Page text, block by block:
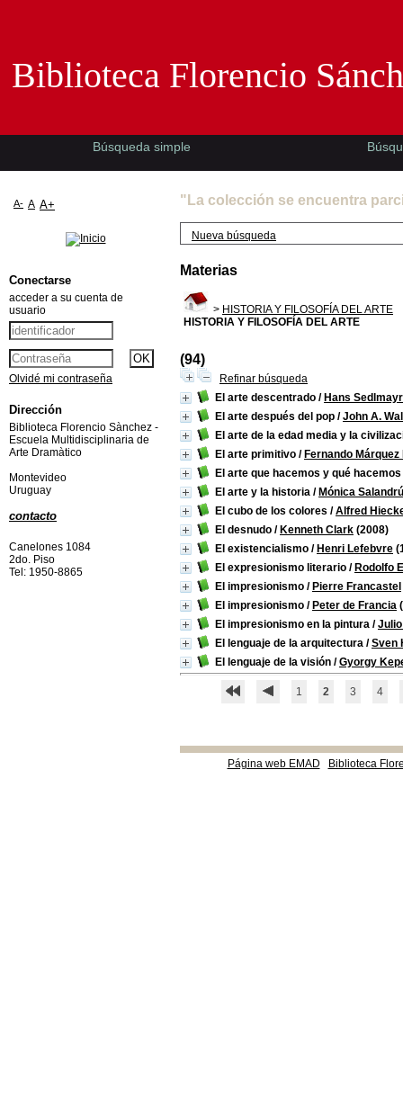
"La colección se encuentra
Nueva búsqueda
Materias
> HISTORIA Y FILOSOFÍA DEL ARTE
HISTORIA Y FILOSOFÍA DEL ARTE
(94)
Refinar búsqueda
El arte descentrado / Hans Sedlmayr
El arte después del pop /John A.
El arte de la edad media y la
El arte primitivo / Fernando Márquez
El arte que hacemos y qué
El arte y la historia / Mónica Salandrú
El cubo de los colores /Alfred
El desnudo / Kenneth Clark (2008)
El existencialismo / Henri Lefebvre
El expresionismo literario / Rodolfo
El impresionismo / Pierre Francastel
El impresionismo / Peter de Francia
El impresionismo en la pintura /
El lenguaje de la arquitectura /Sven
El lenguaje de la visión /Gyorgy
1 2 3 4
Página web EMAD Biblioteca
Biblioteca Florencio
Búsqueda simple
A- A A+
Conectarse
acceder a su cuenta de
usuario
Olvidé mi contraseña
Dirección
Biblioteca Florencio Sànchez -
Escuela Multidisciplinaria de
Arte Dramàtico
Montevideo
Uruguay
contacto
Canelones 1084
2do. Piso
Tel: 1950-8865